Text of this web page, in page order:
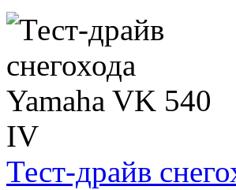
Тест-драйв